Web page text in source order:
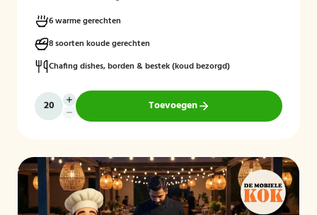
6 warme gerechten
8 soorten koude gerechten
Chafing dishes, borden & bestek (koud bezorgd)
Toevoegen